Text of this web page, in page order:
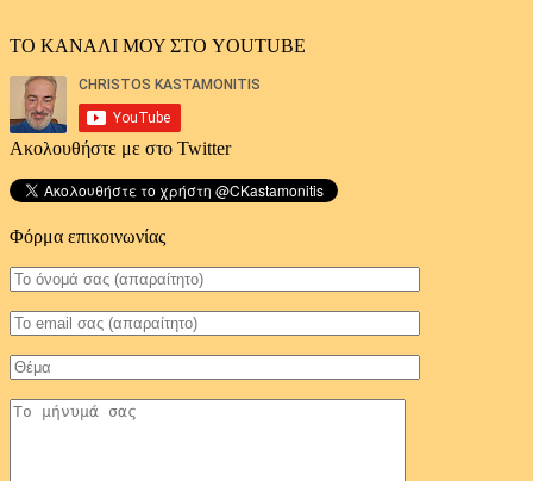
ΤΟ ΚΑΝΑΛΙ ΜΟΥ ΣΤΟ YOUTUBE
Ακολουθήστε με στο Twitter
Φόρμα επικοινωνίας